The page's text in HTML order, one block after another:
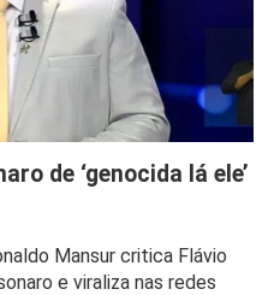
de ‘genocida lá ele’
Mansur critica Flávio
e viraliza nas redes